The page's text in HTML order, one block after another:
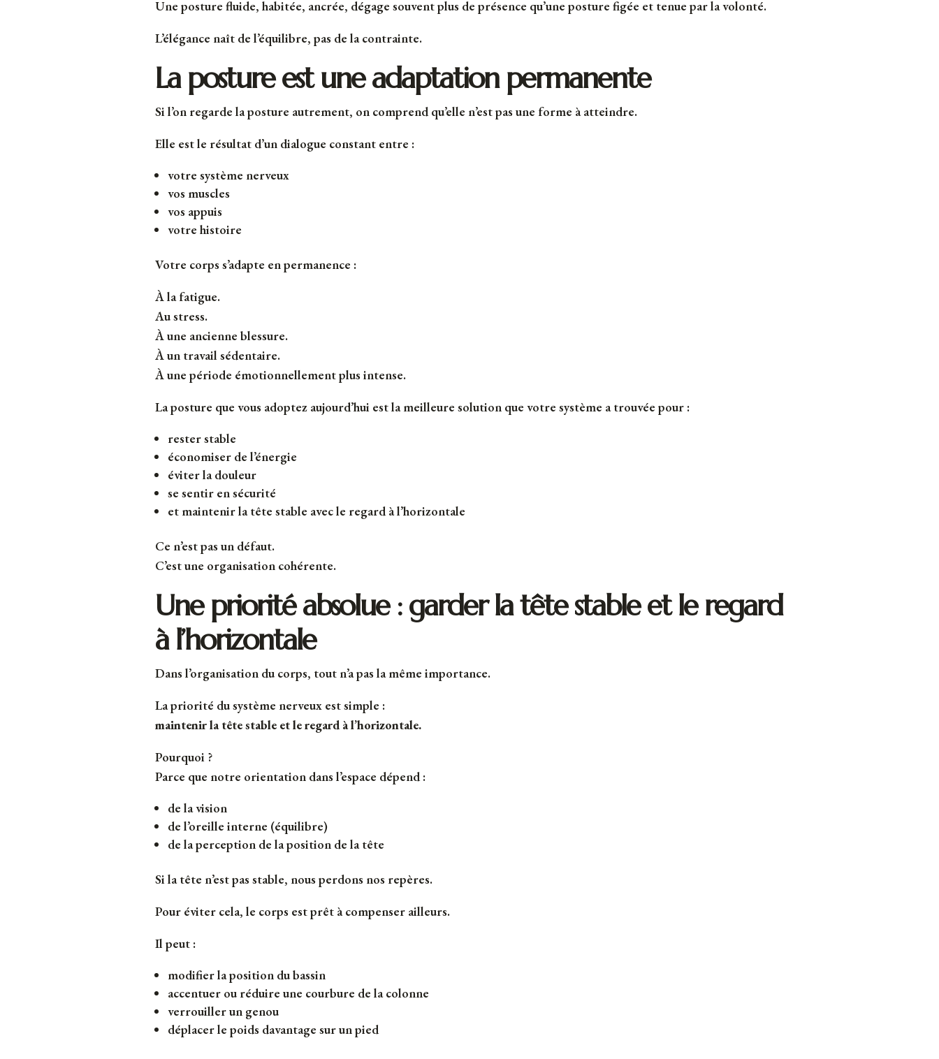
Une posture fluide, habitée, ancrée, dégage souvent plus de présence qu’une posture figée et tenue par la volonté.
L’élégance naît de l’équilibre, pas de la contrainte.
La posture est une adaptation permanente
Si l’on regarde la posture autrement, on comprend qu’elle n’est pas une forme à atteindre.
Elle est le résultat d’un dialogue constant entre :
votre système nerveux
vos muscles
vos appuis
votre histoire
Votre corps s’adapte en permanence :
À la fatigue.
Au stress.
À une ancienne blessure.
À un travail sédentaire.
À une période émotionnellement plus intense.
La posture que vous adoptez aujourd’hui est la meilleure solution que votre système a trouvée pour :
rester stable
économiser de l’énergie
éviter la douleur
se sentir en sécurité
et maintenir la tête stable avec le regard à l’horizontale
Ce n’est pas un défaut.
C’est une organisation cohérente.
Une priorité absolue : garder la tête stable et le regard
à l’horizontale
Dans l’organisation du corps, tout n’a pas la même importance.
La priorité du système nerveux est simple :
maintenir la tête stable et le regard à l’horizontale.
Pourquoi ?
Parce que notre orientation dans l’espace dépend :
de la vision
de l’oreille interne (équilibre)
de la perception de la position de la tête
Si la tête n’est pas stable, nous perdons nos repères.
Pour éviter cela, le corps est prêt à compenser ailleurs.
Il peut :
modifier la position du bassin
accentuer ou réduire une courbure de la colonne
verrouiller un genou
déplacer le poids davantage sur un pied